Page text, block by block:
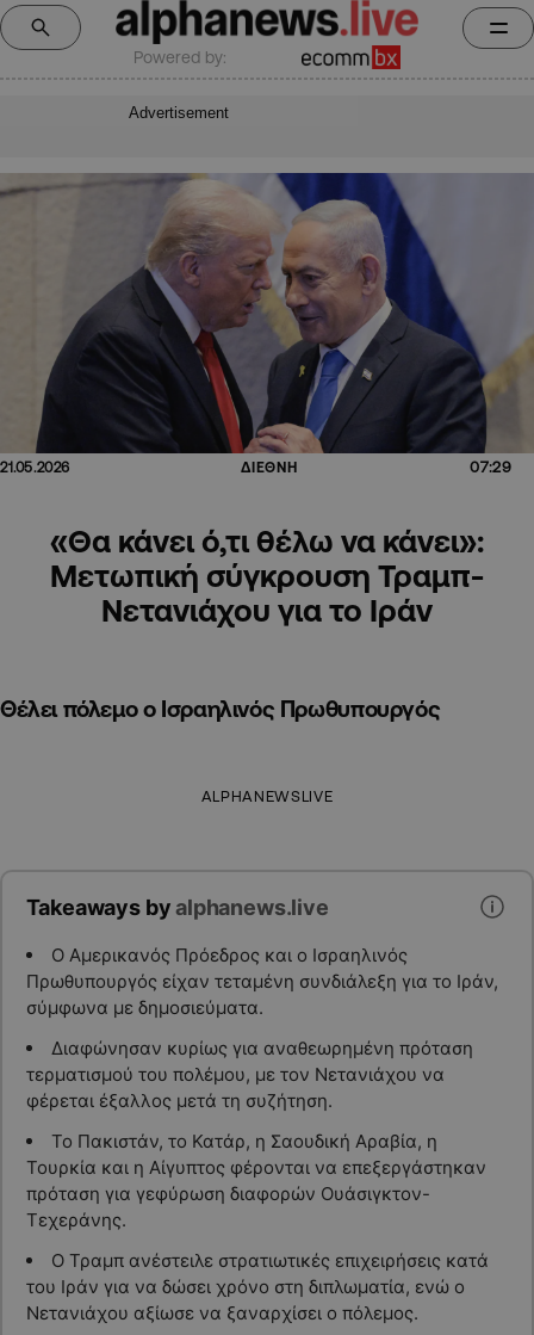
Powered by:
Advertisement
21.05.2026 ΔΙΕΘΝΗ 07:29
«Θα κάνει ό,τι θέλω να κάνει»:
Μετωπική σύγκρουση Τραμπ-
Νετανιάχου για το Ιράν
Θέλει πόλεμο ο Ισραηλινός Πρωθυπουργός
ALPHANEWSLIVE
Takeaways byalphanews.live
Ο Αμερικανός Πρόεδρος και ο Ισραηλινός
Πρωθυπουργός είχαν τεταμένη συνδιάλεξη για το Ιράν,
σύμφωνα με δημοσιεύματα.
Διαφώνησαν κυρίως για αναθεωρημένη πρόταση
τερματισμού του πολέμου, με τον Νετανιάχου να
φέρεται έξαλλος μετά τη συζήτηση.
Το Πακιστάν, το Κατάρ, η Σαουδική Αραβία, η
Τουρκία και η Αίγυπτος φέρονται να επεξεργάστηκαν
πρόταση για γεφύρωση διαφορών Ουάσιγκτον-
Τεχεράνης.
Ο Τραμπ ανέστειλε στρατιωτικές επιχειρήσεις κατά
του Ιράν για να δώσει χρόνο στη διπλωματία, ενώ ο
Νετανιάχου αξίωσε να ξαναρχίσει ο πόλεμος.